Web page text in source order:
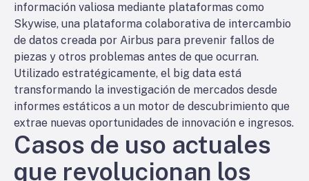
información valiosa mediante plataformas como
Skywise, una plataforma colaborativa de intercambio
de datos creada por Airbus para prevenir fallos de
piezas y otros problemas antes de que ocurran.
Utilizado estratégicamente, el big data está
transformando la investigación de mercados desde
informes estáticos a un motor de descubrimiento que
extrae nuevas oportunidades de innovación e ingresos.
Casos de uso actuales
que revolucionan los